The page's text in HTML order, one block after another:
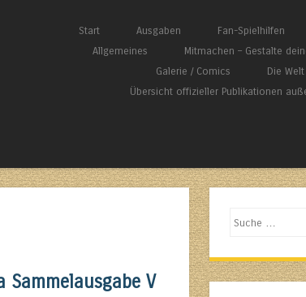
Springe zum Inhalt
Start Ausgaben Fan-Spielhilfen
Allgemeines
Mitmachen – Gestalte
Galerie / Comics
Die
Übersicht offizieller Publikationen
Sammelausgabe V
Suchen